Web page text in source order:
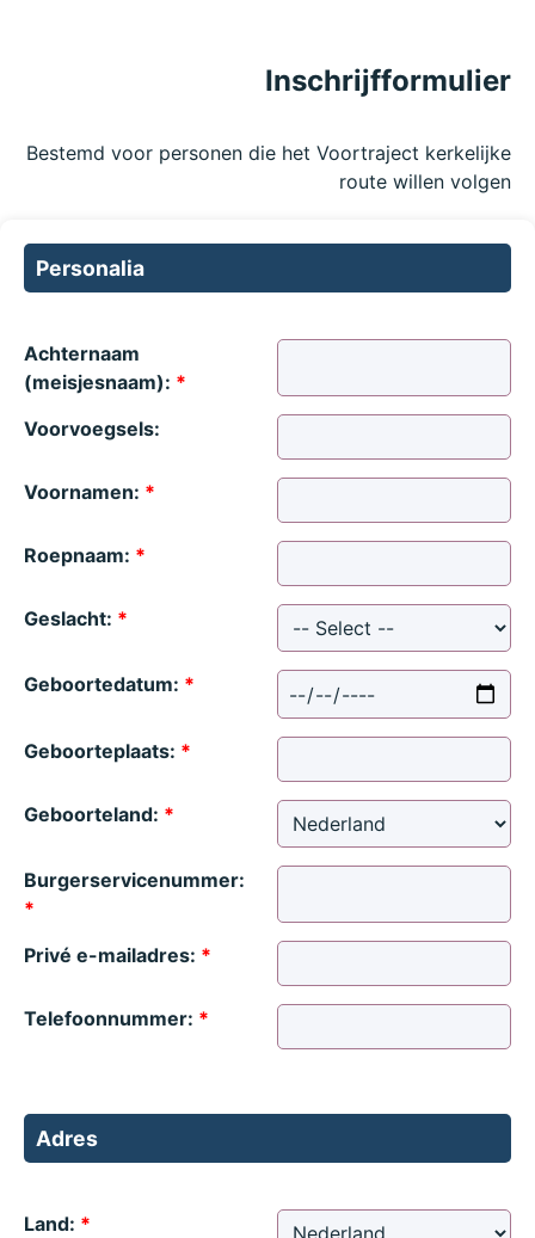
Inschrijfformulier
Bestemd voor personen die het Voortraject kerkelijke
route willen volgen
Personalia
Achternaam
(meisjesnaam): *
Voorvoegsels:
Voornamen: *
Roepnaam: *
Geslacht: *
Geboortedatum: *
Geboorteplaats: *
Geboorteland: *
Burgerservicenummer:
*
Privé e-mailadres: *
Telefoonnummer: *
Adres
Land: *